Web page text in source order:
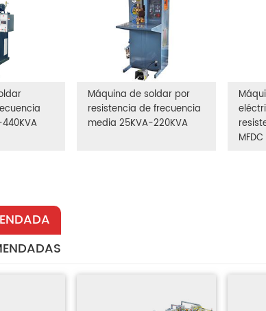
Máquina de soldar por
resistencia de frecuencia
media 25KVA-220KVA
MFDC